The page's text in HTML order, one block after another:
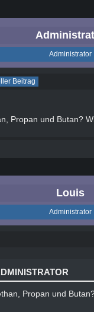
Administrator
Beitrag
Propan und Butan?
Louis
Administrator
Propan und